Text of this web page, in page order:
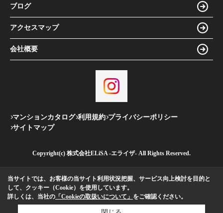
ブログ
アクセスマップ
会社概要
マンションカタログ 利用規約 プライバシーポリシー
サイトマップ
Copyright(c) 株式会社ELiSA -エライザ- All Rights Reserved.
当サイトでは、お客様の当サイト利用状況把握、サービス向上検討を目的と
して、クッキー（Cookie）を使用しています。
詳しくは、当社の 「Cookieの取扱いについて」 をご確認ください。